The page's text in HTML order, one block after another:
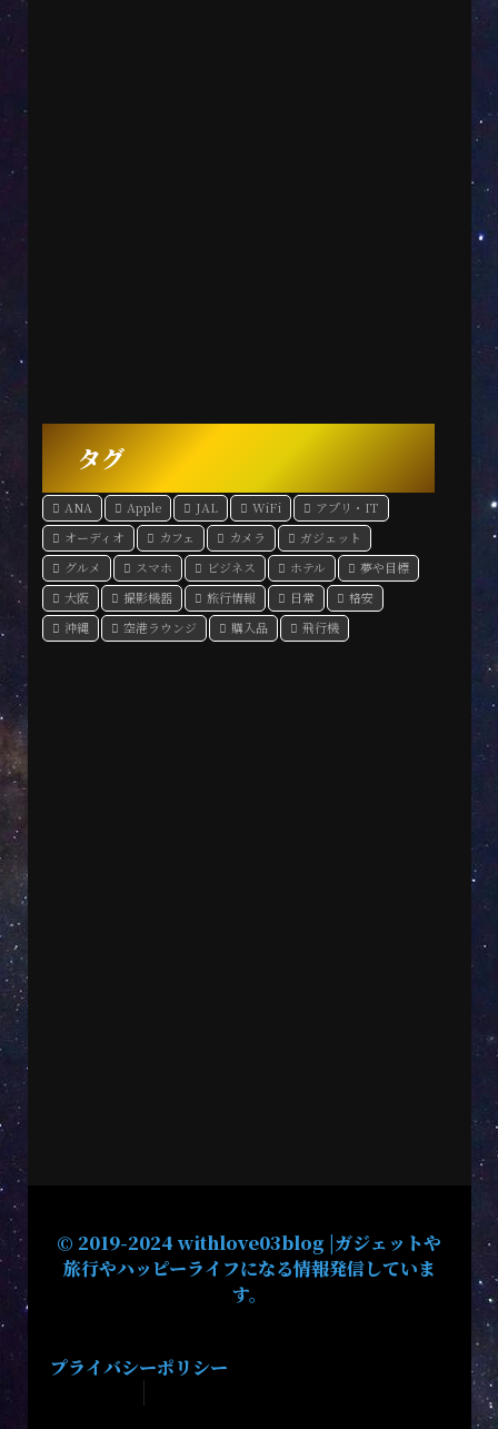
タグ
ANA Apple JAL WiFi
アプリ・IT
オーディオ
カフェ カメラ
ガジェット
グルメ
スマホ ビジネス ホテル
夢や目標
大阪
撮影機器 旅行情報 日常
格安
沖縄
空港ラウンジ 購入品 飛行機
© 2019-2024 withlove03blog |ガジェットや
旅行やハッピーライフになる情報発信していま
す。
プライバシーポリシー